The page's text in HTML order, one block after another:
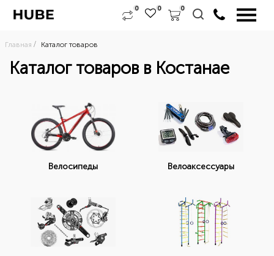
0 0 0
Главная Каталог товаров
Каталог товаров в Костанае
Велосипеды Велоаксессуары